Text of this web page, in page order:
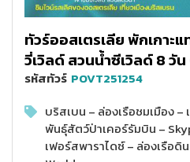
ทัวร์ออสเตรเลีย พักเกา
วี่เวิลด์ สวนน้ำซีเวิลด์ 8 วัน
รหัสทัวร์ POVT251254
บริสเบน – ล่องเรือชมเมือง –
พันธุ์สัตว์ป่าเคอร์รัมบิน –
เฟอร์สพาราไดซ์ – ล่องเรือดิ